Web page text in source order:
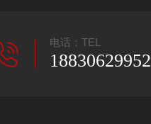
电话：TEL
18830629952